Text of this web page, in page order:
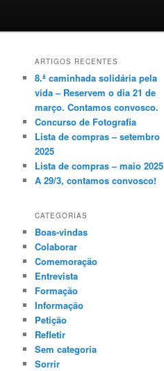
ARTIGOS RECENTES
8.ª caminhada solidária pela
vida – Reservem o dia 21 de
março. Contamos convosco.
Concurso de Fotografia
Lista de compras – setembro
2025
Lista de compras – maio 2025
A 29/3, contamos convosco!
CATEGORIAS
Boas-vindas
Colaborar
Comemoração
Entrevista
Formação
Informação
Petição
Refletir
Sem categoria
Sorrir